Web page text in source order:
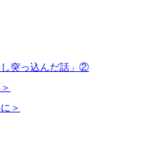
突っ込んだ話」②
＞